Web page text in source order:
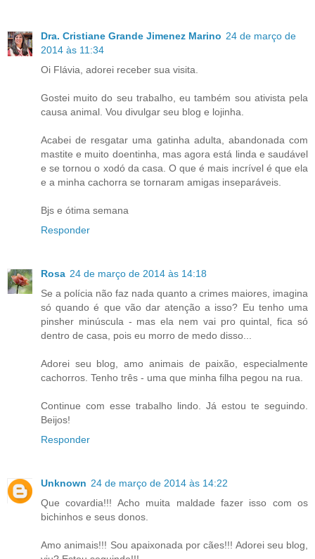
Dra. Cristiane Grande Jimenez Marino 24 de março de
2014 às 11:34
Oi Flávia, adorei receber sua visita.
Gostei muito do seu trabalho, eu também sou ativista pela
causa animal. Vou divulgar seu blog e lojinha.
Acabei de resgatar uma gatinha adulta, abandonada com
mastite e muito doentinha, mas agora está linda e saudável
e se tornou o xodó da casa. O que é mais incrível é que ela
e a minha cachorra se tornaram amigas inseparáveis.
Bjs e ótima semana
Responder
Rosa 24 de março de 2014 às 14:18
Se a polícia não faz nada quanto a crimes maiores, imagina
só quando é que vão dar atenção a isso? Eu tenho uma
pinsher minúscula - mas ela nem vai pro quintal, fica só
dentro de casa, pois eu morro de medo disso...
Adorei seu blog, amo animais de paixão, especialmente
cachorros. Tenho três - uma que minha filha pegou na rua.
Continue com esse trabalho lindo. Já estou te seguindo.
Beijos!
Responder
Unknown 24 de março de 2014 às 14:22
Que covardia!!! Acho muita maldade fazer isso com os
bichinhos e seus donos.
Amo animais!!! Sou apaixonada por cães!!! Adorei seu blog,